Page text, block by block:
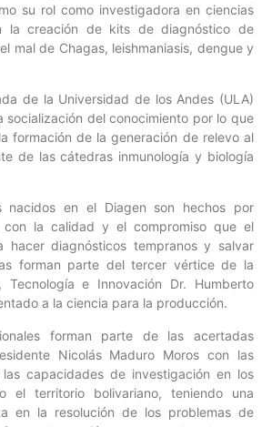
su rol como investigadora en ciencias
la creación de kits de diagnóstico de
mal de Chagas, leishmaniasis, dengue y
de la Universidad de los Andes (ULA)
socialización del conocimiento por lo que
formación de la generación de relevo al
de las cátedras inmunología y biología
nacidos en el Diagen son hechos por
con la calidad y el compromiso que el
hacer diagnósticos tempranos y salvar
forman parte del tercer vértice de la
Tecnología e Innovación Dr. Humberto
a la ciencia para la producción.
forman parte de las acertadas
Nicolás Maduro Moros con las
capacidades de investigación en los
el territorio bolivariano, teniendo una
en la resolución de los problemas de